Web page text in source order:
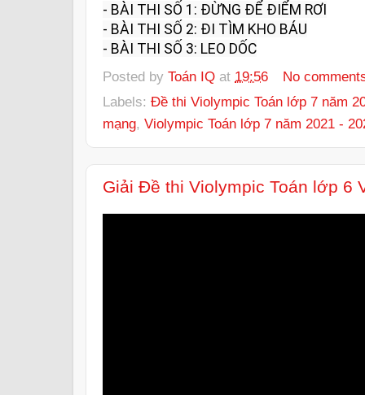
- BÀI THI SỐ 1: ĐỪNG ĐỂ ĐIỂM RƠI
- BÀI THI SỐ 2: ĐI TÌM KHO BÁU
- BÀI THI SỐ 3: LEO DỐC
Posted by Toán IQ at 19:56
No
Labels: Đề thi Violympic Toán lớp 7 năm
mạng, Violympic Toán lớp 7 năm 2021 -
Giải Đề thi Violympic Toán lớp 6